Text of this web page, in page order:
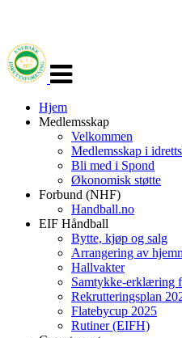
navigasjon
Hjem
Medlemsskap
Velkommen
Medlemsskap i
Bli med i Spond
Økonomisk støtte
Forbund (NHF)
Handball.no
EIF Håndball
Bytte, kjøp og salg
Arrangering av
Hallvakter
Samtykke-erklæring
Rekrutteringsplan
Flatebycup 2025
Rutiner (EIFH)